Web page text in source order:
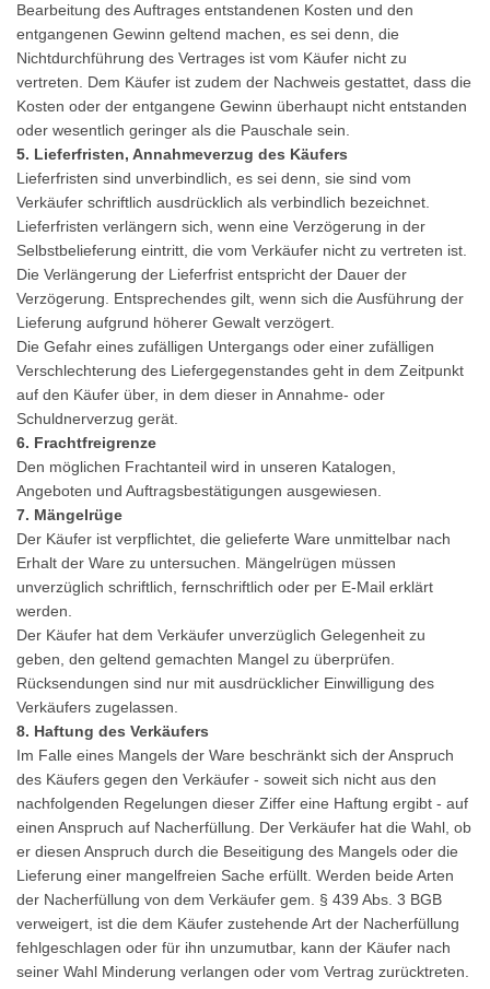
Bearbeitung des Auftrages entstandenen Kosten und den
entgangenen Gewinn geltend machen, es sei denn, die
Nichtdurchführung des Vertrages ist vom Käufer nicht zu
vertreten. Dem Käufer ist zudem der Nachweis gestattet, dass die
Kosten oder der entgangene Gewinn überhaupt nicht entstanden
oder wesentlich geringer als die Pauschale sein.
5. Lieferfristen, Annahmeverzug des Käufers
Lieferfristen sind unverbindlich, es sei denn, sie sind vom
Verkäufer schriftlich ausdrücklich als verbindlich bezeichnet.
Lieferfristen verlängern sich, wenn eine Verzögerung in der
Selbstbelieferung eintritt, die vom Verkäufer nicht zu vertreten ist.
Die Verlängerung der Lieferfrist entspricht der Dauer der
Verzögerung. Entsprechendes gilt, wenn sich die Ausführung der
Lieferung aufgrund höherer Gewalt verzögert.
Die Gefahr eines zufälligen Untergangs oder einer zufälligen
Verschlechterung des Liefergegenstandes geht in dem Zeitpunkt
auf den Käufer über, in dem dieser in Annahme- oder
Schuldnerverzug gerät.
6. Frachtfreigrenze
Den möglichen Frachtanteil wird in unseren Katalogen,
Angeboten und Auftragsbestätigungen ausgewiesen.
7. Mängelrüge
Der Käufer ist verpflichtet, die gelieferte Ware unmittelbar nach
Erhalt der Ware zu untersuchen. Mängelrügen müssen
unverzüglich schriftlich, fernschriftlich oder per E-Mail erklärt
werden.
Der Käufer hat dem Verkäufer unverzüglich Gelegenheit zu
geben, den geltend gemachten Mangel zu überprüfen.
Rücksendungen sind nur mit ausdrücklicher Einwilligung des
Verkäufers zugelassen.
8. Haftung des Verkäufers
Im Falle eines Mangels der Ware beschränkt sich der Anspruch
des Käufers gegen den Verkäufer - soweit sich nicht aus den
nachfolgenden Regelungen dieser Ziffer eine Haftung ergibt - auf
einen Anspruch auf Nacherfüllung. Der Verkäufer hat die Wahl, ob
er diesen Anspruch durch die Beseitigung des Mangels oder die
Lieferung einer mangelfreien Sache erfüllt. Werden beide Arten
der Nacherfüllung von dem Verkäufer gem. § 439 Abs. 3 BGB
verweigert, ist die dem Käufer zustehende Art der Nacherfüllung
fehlgeschlagen oder für ihn unzumutbar, kann der Käufer nach
seiner Wahl Minderung verlangen oder vom Vertrag zurücktreten.